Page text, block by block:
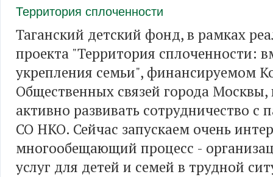
Территория сплоченности
Таганский детский фонд, в рамках
проекта "Территория сплоченности:
укрепления семьи", финансируемом
Общественных связей города Москвы,
активно развивать сотрудничество с
СО НКО. Сейчас запускаем очень
многообещающий процесс -
услуг для детей и семей в трудной